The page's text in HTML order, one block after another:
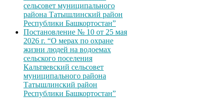
сельсовет муниципального
района Татышлинский район
Республики Башкортостан”
Постановление № 10 от 25 мая
2026 г. “О мерах по охране
жизни людей на водоемах
сельского поселения
Кальтяевский сельсовет
муниципального района
Татышлинский район
Республики Башкортостан”